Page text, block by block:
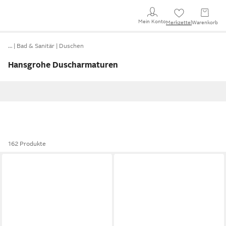
Mein KontoMerkzettel Warenkorb
… Bad & Sanitär Duschen
Hansgrohe Duscharmaturen
162 Produkte